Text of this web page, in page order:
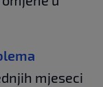
mjeseci